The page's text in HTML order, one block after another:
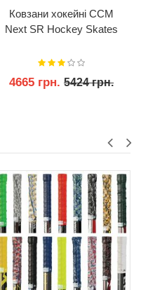
Ковзани хокейні CCM
Next SR Hockey Skates
4665 грн. 5424 грн.